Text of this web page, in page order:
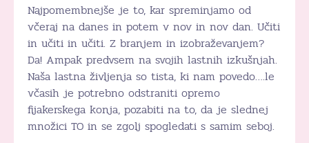
Najpomembnejše je to, kar spreminjamo od
včeraj na danes in potem v nov in nov dan. Učiti
in učiti in učiti. Z branjem in izobraževanjem?
Da! Ampak predvsem na svojih lastnih izkušnjah.
Naša lastna življenja so tista, ki nam povedo….le
včasih je potrebno odstraniti opremo
fijakerskega konja, pozabiti na to, da je slednej
množici TO in se zgolj spogledati s samim seboj.